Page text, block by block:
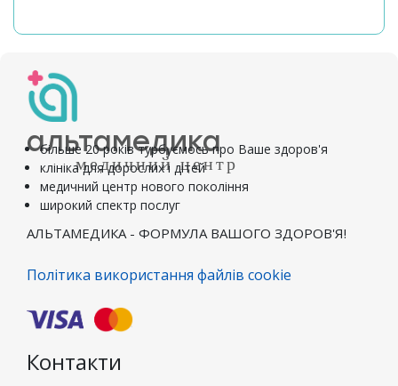
альтамедика
медичний центр
більше 20 років турбуємось про Ваше здоров'я
клініка для дорослих і дітей
медичний центр нового покоління
широкий спектр послуг
АЛЬТАМЕДИКА - ФОРМУЛА ВАШОГО ЗДОРОВ'Я!
Політика використання файлів cookie
Контакти